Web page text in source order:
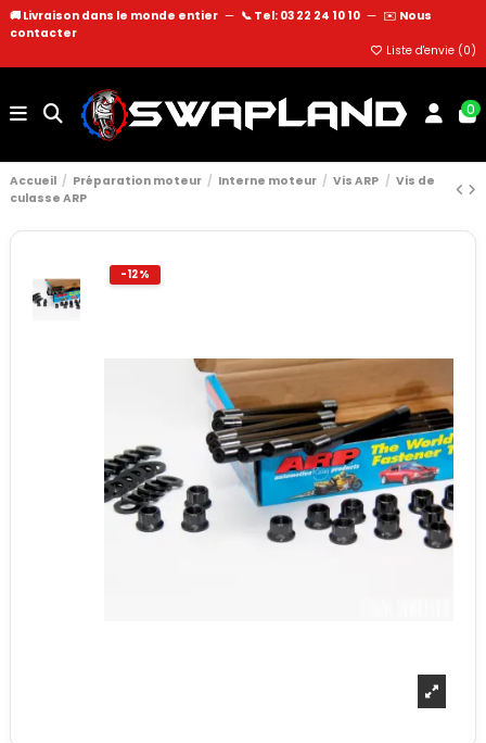
🚚 Livraison dans le monde entier — 📞 Tel: 03 22 24 10 10 — ✉️ Nous
contacter
Liste d'envie (0)
0
Accueil Préparation moteur Interne moteur Vis ARP
Vis de
culasse ARP
-12%